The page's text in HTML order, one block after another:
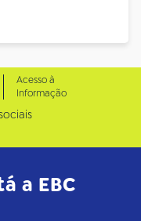
Acesso à
Informação
a EBC